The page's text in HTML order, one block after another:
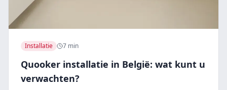
Installatie 7 min
Quooker installatie in België: wat kunt u
verwachten?